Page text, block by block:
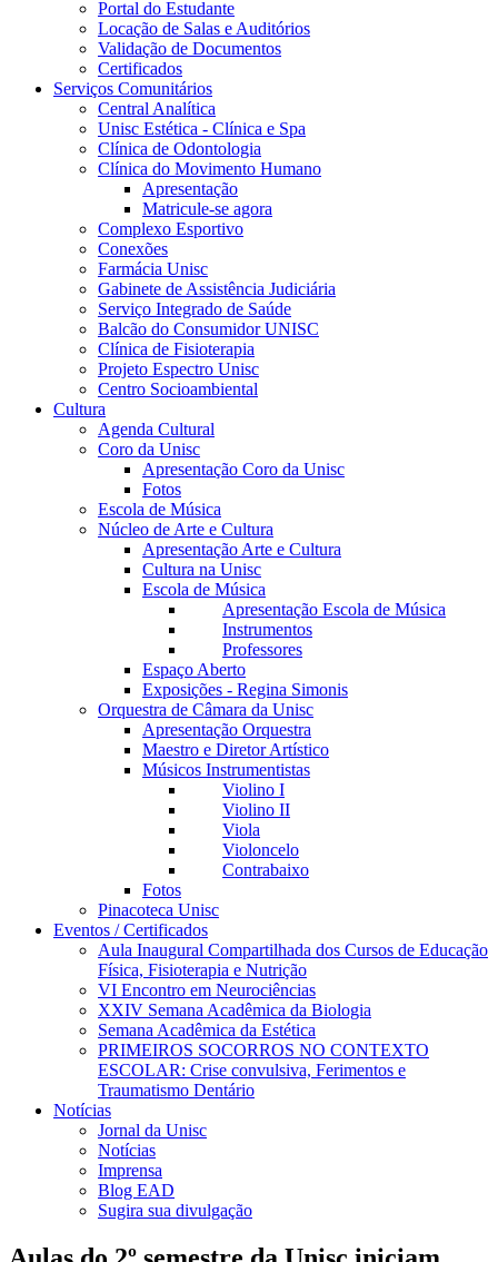
Portal do Estudante
Locação de Salas e Auditórios
Validação de Documentos
Certificados
Serviços Comunitários
Central Analítica
Unisc Estética - Clínica e Spa
Clínica de Odontologia
Clínica do Movimento Humano
Apresentação
Matricule-se agora
Complexo Esportivo
Conexões
Farmácia Unisc
Gabinete de Assistência Judiciária
Serviço Integrado de Saúde
Balcão do Consumidor UNISC
Clínica de Fisioterapia
Projeto Espectro Unisc
Centro Socioambiental
Cultura
Agenda Cultural
Coro da Unisc
Apresentação Coro da Unisc
Fotos
Escola de Música
Núcleo de Arte e Cultura
Apresentação Arte e Cultura
Cultura na Unisc
Escola de Música
Apresentação Escola de Música
Instrumentos
Professores
Espaço Aberto
Exposições - Regina Simonis
Orquestra de Câmara da Unisc
Apresentação Orquestra
Maestro e Diretor Artístico
Músicos Instrumentistas
Violino I
Violino II
Viola
Violoncelo
Contrabaixo
Fotos
Pinacoteca Unisc
Eventos / Certificados
Aula Inaugural Compartilhada dos Cursos de Educação
Física, Fisioterapia e Nutrição
VI Encontro em Neurociências
XXIV Semana Acadêmica da Biologia
Semana Acadêmica da Estética
PRIMEIROS SOCORROS NO CONTEXTO
ESCOLAR: Crise convulsiva, Ferimentos e
Traumatismo Dentário
Notícias
Jornal da Unisc
Notícias
Imprensa
Blog EAD
Sugira sua divulgação